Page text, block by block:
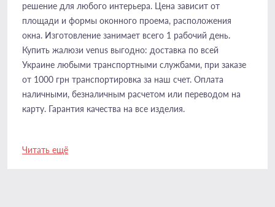
Читать ещё
решение для любого интерьера. Цена зависит от
площади и формы оконного проема, расположения
окна. Изготовление занимает всего 1 рабочий день.
Купить жалюзи venus выгодно: доставка по всей
Украине любыми транспортными службами, при заказе
от 1000 грн транспортировка за наш счет. Оплата
наличными, безналичным расчетом или переводом на
карту. Гарантия качества на все изделия.